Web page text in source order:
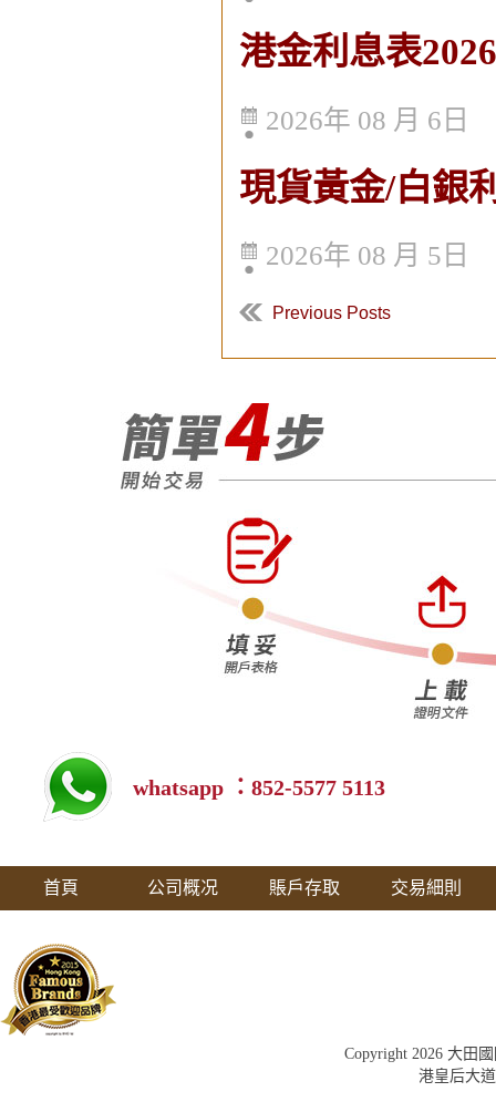
港金利息表
2026年 08 月 6日
現貨黃金/白銀
2026年 08 月 5日
Previous Posts
whatsapp ：852-5577 5113
首頁 公司概况 賬戶存取 交易細則
Copyright 2026 大田
港皇后大